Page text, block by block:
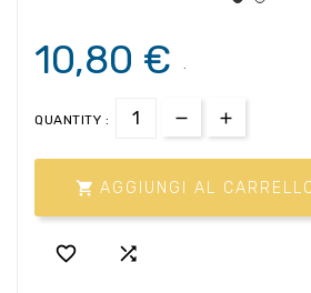
10,80 € .
QUANTITY :
 AGGIUNGI AL
 